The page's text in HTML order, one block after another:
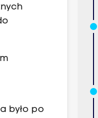
było po